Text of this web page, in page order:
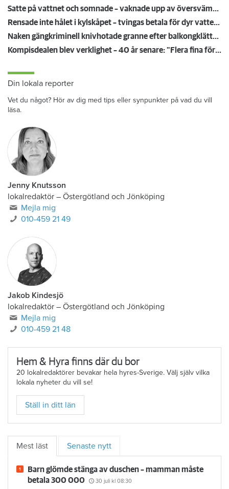
Satte på vattnet och somnade – vaknade upp av översvämning hos grannen
Rensade inte hålet i kylskåpet – tvingas betala för dyr vattenskada
Naken gängkriminell knivhotade granne efter balkongklättring
Kompisdealen blev verklighet – 40 år senare: "Flera fina fördelar med att dela bostad"
Din lokala reporter
Vet du något? Hör av dig med tips eller synpunkter på vad du vill
läsa.
Jenny Knutsson
lokalredaktör – Östergötland och Jönköping
Mejla mig
010-459 21 49
Jakob Kindesjö
lokalredaktör – Östergötland och Jönköping
Mejla mig
010-459 21 48
Hem & Hyra finns där du bor
20 lokalredaktörer bevakar hela hyres-Sverige. Välj själv vilka
lokala nyheter du vill se!
Ställ in ditt län
Mest läst Senaste nytt
Barn glömde stänga av duschen – mamman måste
betala 300 000
30 juli kl 08:30